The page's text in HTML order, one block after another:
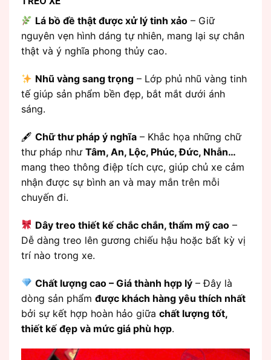
Lá bồ đề thật được xử lý tinh xảo – Giữ
nguyên vẹn hình dáng tự nhiên, mang lại sự chân
thật và ý nghĩa phong thủy cao.
Nhũ vàng sang trọng – Lớp phủ nhũ vàng tinh
tế giúp sản phẩm bền đẹp, bắt mắt dưới ánh
sáng.
🖋 Chữ thư pháp ý nghĩa – Khắc họa những chữ
thư pháp như Tâm, An, Lộc, Phúc, Đức, Nhẫn…
mang theo thông điệp tích cực, giúp chủ xe cảm
nhận được sự bình an và may mắn trên mỗi
chuyến đi.
Dây treo thiết kế chắc chắn, thẩm mỹ cao –
Dễ dàng treo lên gương chiếu hậu hoặc bất kỳ vị
trí nào trong xe.
Chất lượng cao – Giá thành hợp lý – Đây là
dòng sản phẩm được khách hàng yêu thích nhất
bởi sự kết hợp hoàn hảo giữa chất lượng tốt,
thiết kế đẹp và mức giá phù hợp.